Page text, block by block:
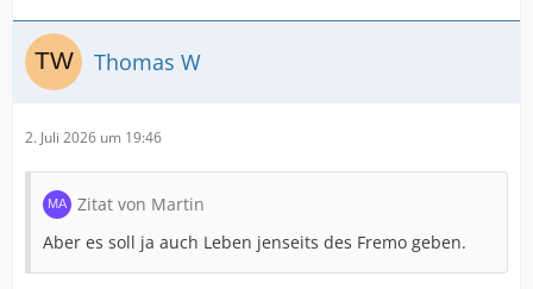
Thomas W
2. Juli 2026 um 19:46
Zitat von Martin
Aber es soll ja auch Leben jenseits des Fremo geben.